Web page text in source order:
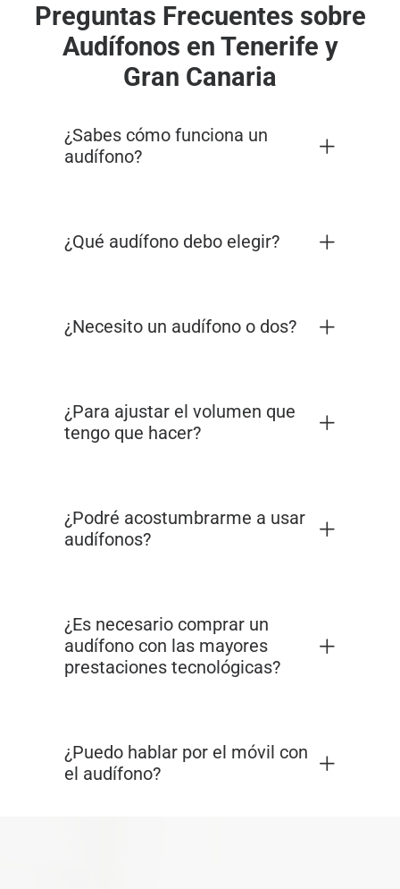
Preguntas Frecuentes sobre
Audífonos en Tenerife y
Gran Canaria
¿Sabes cómo funciona un
audífono?
¿Qué audífono debo elegir?
¿Necesito un audífono o dos?
¿Para ajustar el volumen que
tengo que hacer?
¿Podré acostumbrarme a usar
audífonos?
¿Es necesario comprar un
audífono con las mayores
prestaciones tecnológicas?
¿Puedo hablar por el móvil con
el audífono?